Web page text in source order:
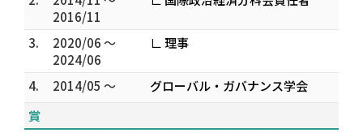
2016/11
3.
2020/06 ～
2024/06
∟ 理事
4. 2014/05 ～
グローバル・ガバナンス学会
賞